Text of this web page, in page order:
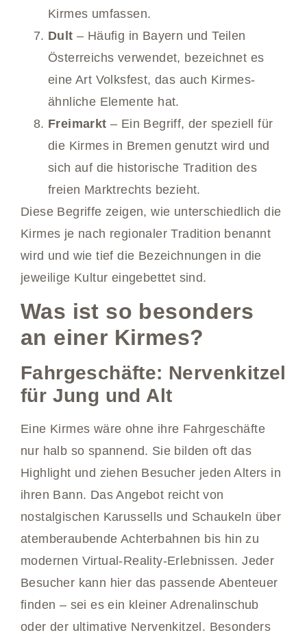
Kirmes umfassen.
Dult – Häufig in Bayern und Teilen
Österreichs verwendet, bezeichnet es
eine Art Volksfest, das auch Kirmes-
ähnliche Elemente hat.
Freimarkt – Ein Begriff, der speziell für
die Kirmes in Bremen genutzt wird und
sich auf die historische Tradition des
freien Marktrechts bezieht.
Diese Begriffe zeigen, wie unterschiedlich die
Kirmes je nach regionaler Tradition benannt
wird und wie tief die Bezeichnungen in die
jeweilige Kultur eingebettet sind.
Was ist so besonders
an einer Kirmes?
Fahrgeschäfte: Nervenkitzel
für Jung und Alt
Eine Kirmes wäre ohne ihre Fahrgeschäfte
nur halb so spannend. Sie bilden oft das
Highlight und ziehen Besucher jeden Alters in
ihren Bann. Das Angebot reicht von
nostalgischen Karussells und Schaukeln über
atemberaubende Achterbahnen bis hin zu
modernen Virtual-Reality-Erlebnissen. Jeder
Besucher kann hier das passende Abenteuer
finden – sei es ein kleiner Adrenalinschub
oder der ultimative Nervenkitzel. Besonders